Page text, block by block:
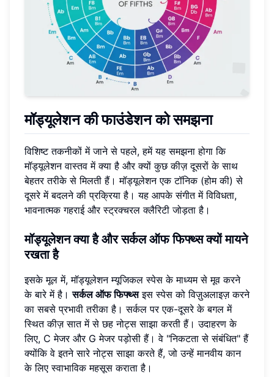
मॉड्यूलेशन कीफाउंडेशनको समझना
विशिष्ट तकनीकों में जाने से पहले, हमें यह समझना होगा कि
मॉड्यूलेशन वास्तव में क्या है और क्यों कुछ कीज़ दूसरों के साथ
बेहतर तरीके से मिलती हैं। मॉड्यूलेशन एक टॉनिक (होम की) से
दूसरे में बदलने की प्रक्रिया है। यह आपके संगीत में विविधता,
भावनात्मक गहराई और स्ट्रक्चरल क्लैरिटी जोड़ता है।
मॉड्यूलेशन क्या है औरसर्कल ऑफ फिफ्थ्सक्यों मायने
रखता है
इसके मूल में, मॉड्यूलेशन म्यूजिकल स्पेस के माध्यम से मूव करने
के बारे में है।सर्कल ऑफ फिफ्थ्सइस स्पेस को विज़ुअलाइज़ करने
का सबसे प्रभावी तरीका है। सर्कल पर एक-दूसरे के बगल में
स्थित कीज़ सात में से छह नोट्स साझा करती हैं। उदाहरण के
लिए, C मेजर और G मेजर पड़ोसी हैं। वे "निकटता से संबंधित" हैं
क्योंकि वे इतने सारे नोट्स साझा करते हैं, जो उन्हें मानवीय कान
के लिए स्वाभाविक महसूस कराता है।